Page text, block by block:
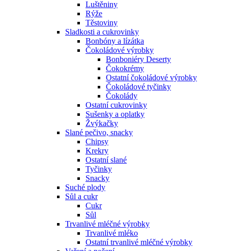
Luštěniny
Rýže
Těstoviny
Sladkosti a cukrovinky
Bonbóny a lízátka
Čokoládové výrobky
Bonboniéry Deserty
Čokokrémy
Ostatní čokoládové výrobky
Čokoládové tyčinky
Čokolády
Ostatní cukrovinky
Sušenky a oplatky
Žvýkačky
Slané pečivo, snacky
Chipsy
Krekry
Ostatní slané
Tyčinky
Snacky
Suché plody
Sůl a cukr
Cukr
Sůl
Trvanlivé mléčné výrobky
Trvanlivé mléko
Ostatní trvanlivé mléčné výrobky